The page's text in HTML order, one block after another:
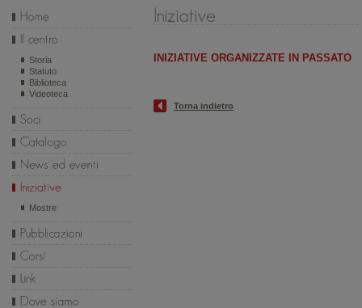
Storia
Statuto
Biblioteca
Videoteca
Mostre
INIZIATIVE ORGANIZZATE IN PASSATO
Torna indietro